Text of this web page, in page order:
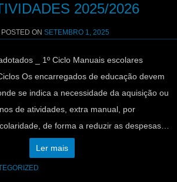
2025/2026
POSTED ON SETEMBRO 1, 2025
_ 1º Ciclo Manuais escolares
Os encarregados de educação devem
se indica a necessidade da aquisição ou
de atividades, extra manual, por
de forma a reduzir as despesas…
Ler mais